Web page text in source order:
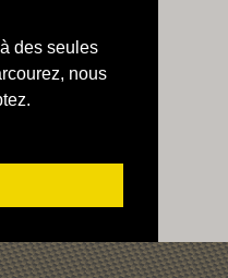
des seules
nous